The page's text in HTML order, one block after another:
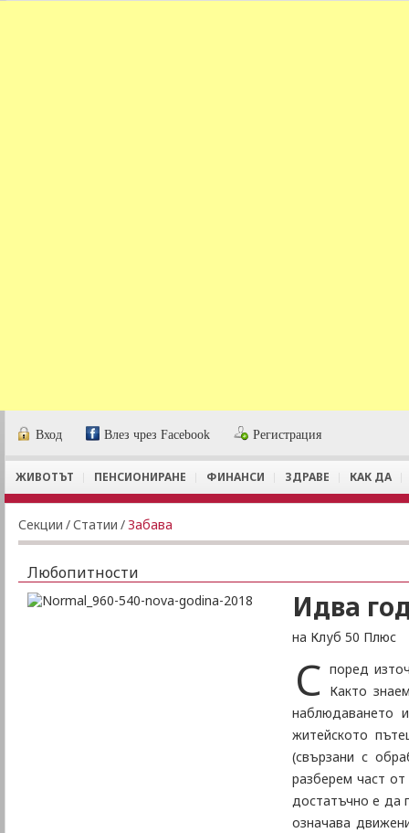
Вход Влез чрез Facebook Регистрация
ЖИВОТЪТ ПЕНСИОНИРАНЕ ФИНАНСИ ЗДРАВЕ КАК ДА
Секции /Статии /Забава
Любопитности
Идва
на Клуб 50 Плюс
С поред
Както
наблюдаването
житейското
(свързани с
разберем част
достатъчно е да
означава